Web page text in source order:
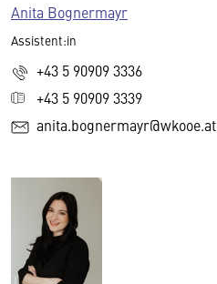
Anita Bognermayr
Assistent:in
+43 5 90909 3336
+43 5 90909 3339
anita.bognermayr@wkooe.at